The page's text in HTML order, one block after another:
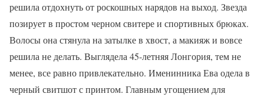
решила отдохнуть от роскошных нарядов на выход. Звезда
позирует в простом черном свитере и спортивных брюках.
Волосы она стянула на затылке в хвост, а макияж и вовсе
решила не делать. Выглядела 45-летняя Лонгория, тем не
менее, все равно привлекательно. Именинника Ева одела в
черный свитшот с принтом. Главным угощением для